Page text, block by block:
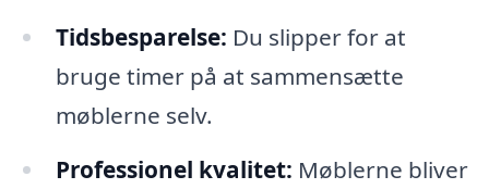
Tidsbesparelse: Du slipper for at
bruge timer på at sammensætte
møblerne selv.
Professionel kvalitet: Møblerne bliver